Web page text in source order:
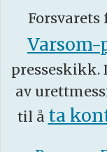
presseskikk.
av
til å ta